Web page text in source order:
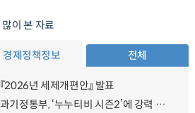
많이 본 자료
경제정책정보 전체
『2026년 세제개편안』 발표
과기정통부, ‘누누티비 시즌2’에 강력 대응 의지 밝혀